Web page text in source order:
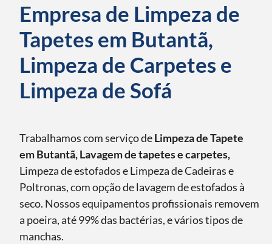
Empresa de Limpeza de
Tapetes em Butantã,
Limpeza de Carpetes e
Limpeza de Sofá
Trabalhamos com serviço deLimpeza de Tapete
em Butantã, Lavagem de tapetes e carpetes,
Limpeza de estofados e Limpeza de Cadeiras e
Poltronas, com opção de lavagem de estofados à
seco. Nossos equipamentos profissionais removem
a poeira, até 99% das bactérias, e vários tipos de
manchas.